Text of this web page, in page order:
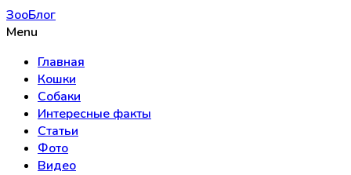
ЗооБлог
Menu
Главная
Кошки
Собаки
Интересные факты
Статьи
Фото
Видео